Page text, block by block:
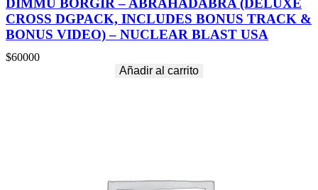
DIMMU BORGIR – ABRAHADABRA (DELUXE
CROSS DGPACK, INCLUDES BONUS TRACK &
BONUS VIDEO) – NUCLEAR BLAST USA
$60000
Añadir al carrito